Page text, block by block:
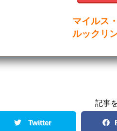
マイルス
ルックリ
記事
Twitter